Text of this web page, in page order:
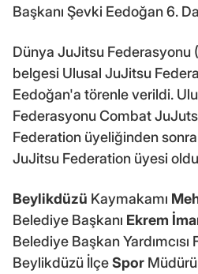
Başkanı Şevki Eedoğan 6.
Dünya JuJitsu Federasyonu
belgesi Ulusal JuJitsu
Eedoğan'a törenle verildi.
Federasyonu Combat
Federation üyeliğinden
JuJitsu Federation üyesi
Beylikdüzü Kaymakamı
Belediye Başkanı Ekrem
Belediye Başkan
Beylikdüzü İlçeSpor